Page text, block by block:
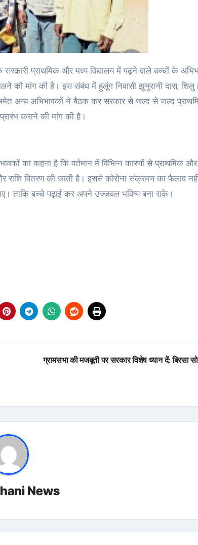
की मांग की है। इस संबंध में हुलूंग निवासी झुनुरानी दास, शिलु
अन्य अभिभावकाें ने बैठक कर सरकार से जल्द से जल्द
कराने की मांग की है।
का कहना है कि वर्तमान में विभिन्न कारणाें से प्राथमिक
राशि वितरण की जाती है। इससे काेराेना संक्रमण का फैलाव नहीं
ताकि बच्चे पढ़ाई कर अपने उज्जवल भविष्य बना सके।
ग्रामसभा की मजबूती पर सरकार विशेष ध्यान दें: बिरसा
News